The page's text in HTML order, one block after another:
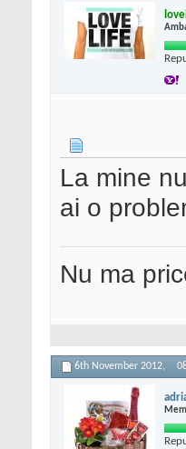
La mine
ai o
Nu ma
6th November 2012,